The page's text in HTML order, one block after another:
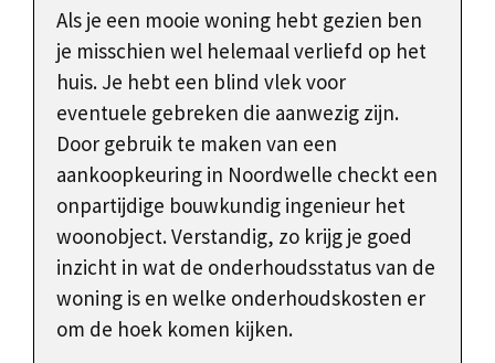
Als je een mooie woning hebt gezien ben
je misschien wel helemaal verliefd op het
huis. Je hebt een blind vlek voor
eventuele gebreken die aanwezig zijn.
Door gebruik te maken van een
aankoopkeuring in Noordwelle checkt een
onpartijdige bouwkundig ingenieur het
woonobject. Verstandig, zo krijg je goed
inzicht in wat de onderhoudsstatus van de
woning is en welke onderhoudskosten er
om de hoek komen kijken.